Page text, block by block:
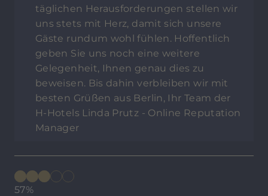
täglichen Herausforderungen stellen wir
uns stets mit Herz, damit sich unsere
Gäste rundum wohl fühlen. Hoffentlich
geben Sie uns noch eine weitere
Gelegenheit, Ihnen genau dies zu
beweisen. Bis dahin verbleiben wir mit
besten Grüßen aus Berlin, Ihr Team der
H-Hotels Linda Prutz - Online Reputation
Manager
57%